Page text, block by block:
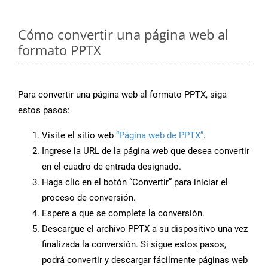
Cómo convertir una página web al
formato PPTX
Para convertir una página web al formato PPTX, siga
estos pasos:
Visite el sitio web “Página web de PPTX”.
Ingrese la URL de la página web que desea convertir
en el cuadro de entrada designado.
Haga clic en el botón “Convertir” para iniciar el
proceso de conversión.
Espere a que se complete la conversión.
Descargue el archivo PPTX a su dispositivo una vez
finalizada la conversión. Si sigue estos pasos,
podrá convertir y descargar fácilmente páginas web